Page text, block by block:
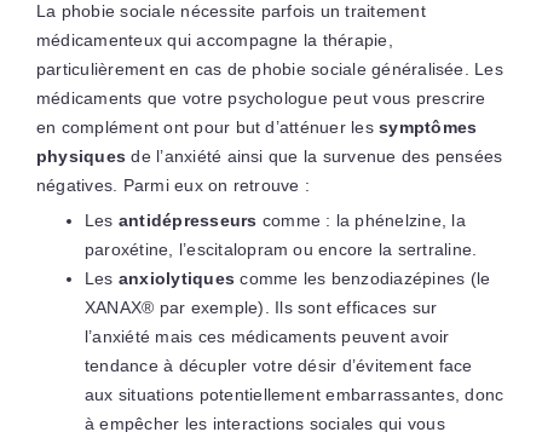
La phobie sociale nécessite parfois un traitement
médicamenteux qui accompagne la thérapie,
particulièrement en cas de phobie sociale généralisée. Les
médicaments que votre psychologue peut vous prescrire
en complément ont pour but d’atténuer lessymptômes
physiques de l’anxiété ainsi que la survenue des pensées
négatives. Parmi eux on retrouve :
Les antidépresseurs comme : la phénelzine, la
paroxétine, l’escitalopram ou encore la sertraline.
Les anxiolytiques comme les benzodiazépines (le
XANAX® par exemple). Ils sont efficaces sur
l’anxiété mais ces médicaments peuvent avoir
tendance à décupler votre désir d’évitement face
aux situations potentiellement embarrassantes, donc
à empêcher les interactions sociales qui vous